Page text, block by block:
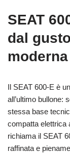
SEAT
dal
moderna
Il SEAT 600‑E è
all’ultimo bullone:
stessa base
compatta elettrica
richiama il SEAT
raffinata e